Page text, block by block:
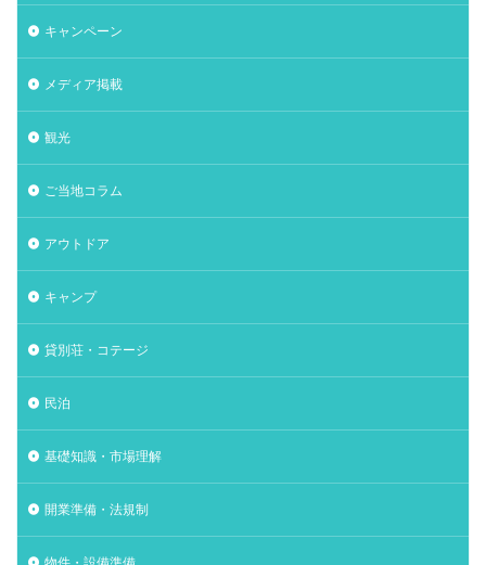
キャンペーン
メディア掲載
観光
ご当地コラム
アウトドア
キャンプ
貸別荘・コテージ
民泊
基礎知識・市場理解
開業準備・法規制